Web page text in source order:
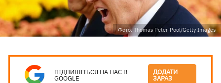
Фото: Thomas Peter-Pool/Getty Images
ПІДПИШІТЬСЯ НА НАС В
GOOGLE
ДОДАТИ
ЗАРАЗ